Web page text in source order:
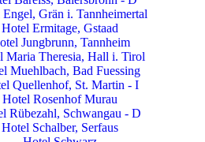
Grän i. Tannheimertal
Hotel Ermitage, Gstaad
Jungbrunn, Tannheim
Maria Theresia, Hall i. Tirol
Muehlbach, Bad Fuessing
Quellenhof, St. Martin - I
Hotel Rosenhof Murau
Rübezahl, Schwangau - D
Hotel Schalber, Serfaus